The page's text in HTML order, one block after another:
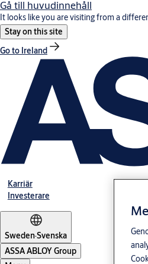
Gå till huvudinnehåll
It looks like you are visiting from a
Stay on this site
Go to Ireland
Karriär
Investerare
Sweden·Svenska
ASSA ABLOY Group